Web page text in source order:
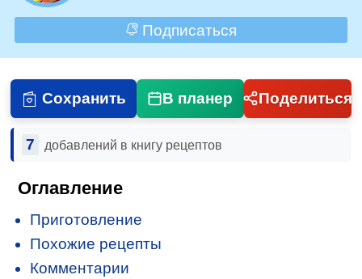
Подписаться
Сохранить В планер Поделиться
7 добавлений в книгу рецептов
Оглавление
Приготовление
Похожие рецепты
Комментарии